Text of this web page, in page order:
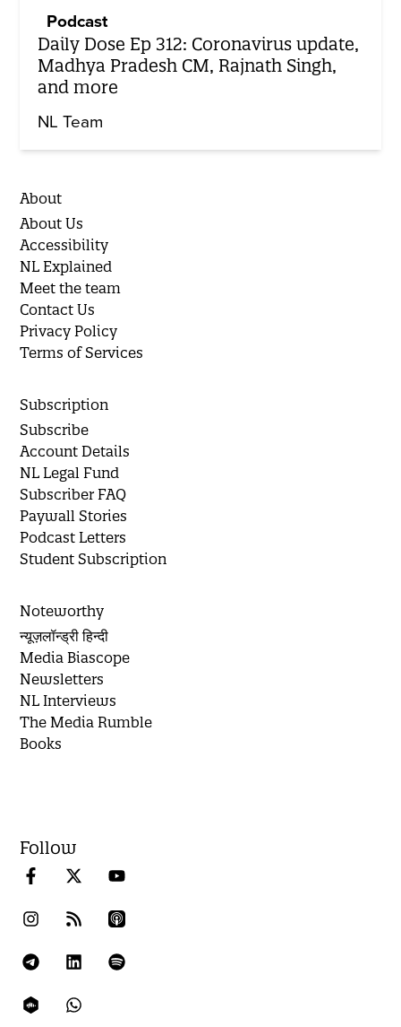
Podcast
Daily Dose Ep 312: Coronavirus update,
Madhya Pradesh CM, Rajnath Singh,
and more
NL Team
About
About Us
Accessibility
NL Explained
Meet the team
Contact Us
Privacy Policy
Terms of Services
Subscription
Subscribe
Account Details
NL Legal Fund
Subscriber FAQ
Paywall Stories
Podcast Letters
Student Subscription
Noteworthy
न्यूज़लॉन्ड्री हिन्दी
Media Biascope
Newsletters
NL Interviews
The Media Rumble
Books
Follow